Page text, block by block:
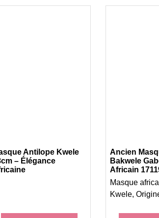
Antilope Kwele
– Élégance
Ancien
Bakwele
Africain
Masque
Kwele,